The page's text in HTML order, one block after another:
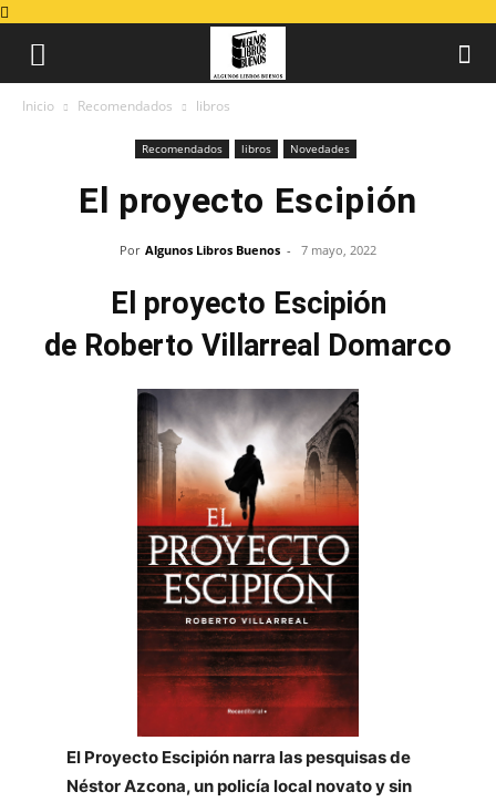
Inicio Recomendados libros
Recomendados libros Novedades
El proyecto Escipión
Por Algunos Libros Buenos - 7 mayo, 2022
El proyecto Escipión
de Roberto Villarreal Domarco
El Proyecto Escipión narra las pesquisas de
Néstor Azcona, un policía local novato y sin